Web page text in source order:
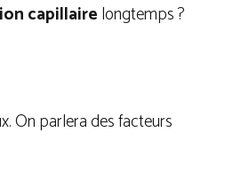
capillairelongtemps ?
On parlera des facteurs